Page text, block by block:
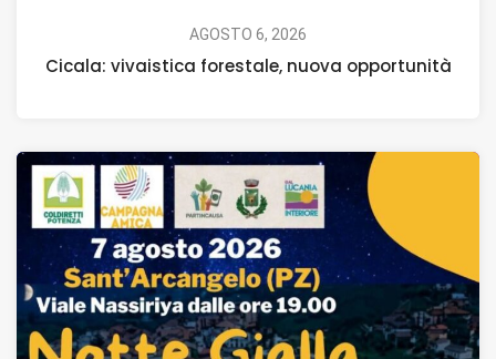
AGOSTO 6, 2026
Cicala: vivaistica forestale, nuova opportunità